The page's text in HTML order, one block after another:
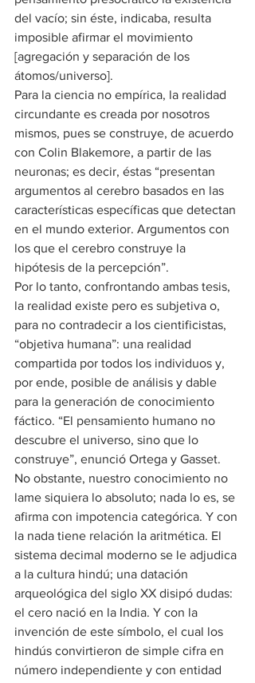
del vacío; sin éste, indicaba, resulta
imposible afirmar el movimiento
[agregación y separación de los
átomos/universo].
Para la ciencia no empírica, la realidad
circundante es creada por nosotros
mismos, pues se construye, de acuerdo
con Colin Blakemore, a partir de las
neuronas; es decir, éstas “presentan
argumentos al cerebro basados en las
características específicas que detectan
en el mundo exterior. Argumentos con
los que el cerebro construye la
hipótesis de la percepción”.
Por lo tanto, confrontando ambas tesis,
la realidad existe pero es subjetiva o,
para no contradecir a los cientificistas,
“objetiva humana”: una realidad
compartida por todos los individuos y,
por ende, posible de análisis y dable
para la generación de conocimiento
fáctico. “El pensamiento humano no
descubre el universo, sino que lo
construye”, enunció Ortega y Gasset.
No obstante, nuestro conocimiento no
lame siquiera lo absoluto; nada lo es, se
afirma con impotencia categórica. Y con
la nada tiene relación la aritmética. El
sistema decimal moderno se le adjudica
a la cultura hindú; una datación
arqueológica del siglo XX disipó dudas:
el cero nació en la India. Y con la
invención de este símbolo, el cual los
hindús convirtieron de simple cifra en
número independiente y con entidad